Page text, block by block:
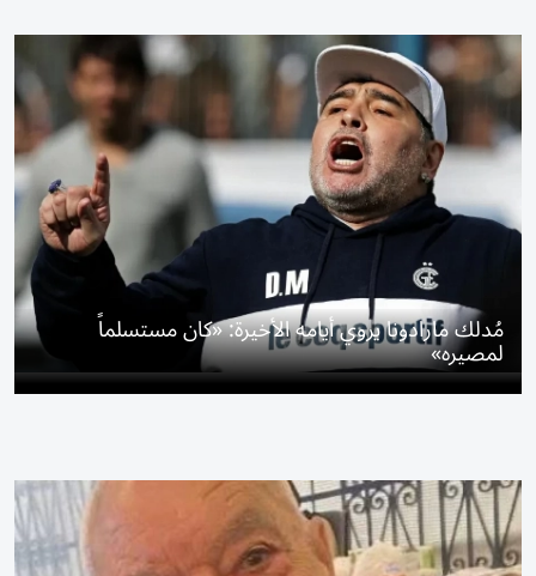
مُدلك مارادونا يروي أيامه الأخيرة: «كان مستسلماً
لمصيره»